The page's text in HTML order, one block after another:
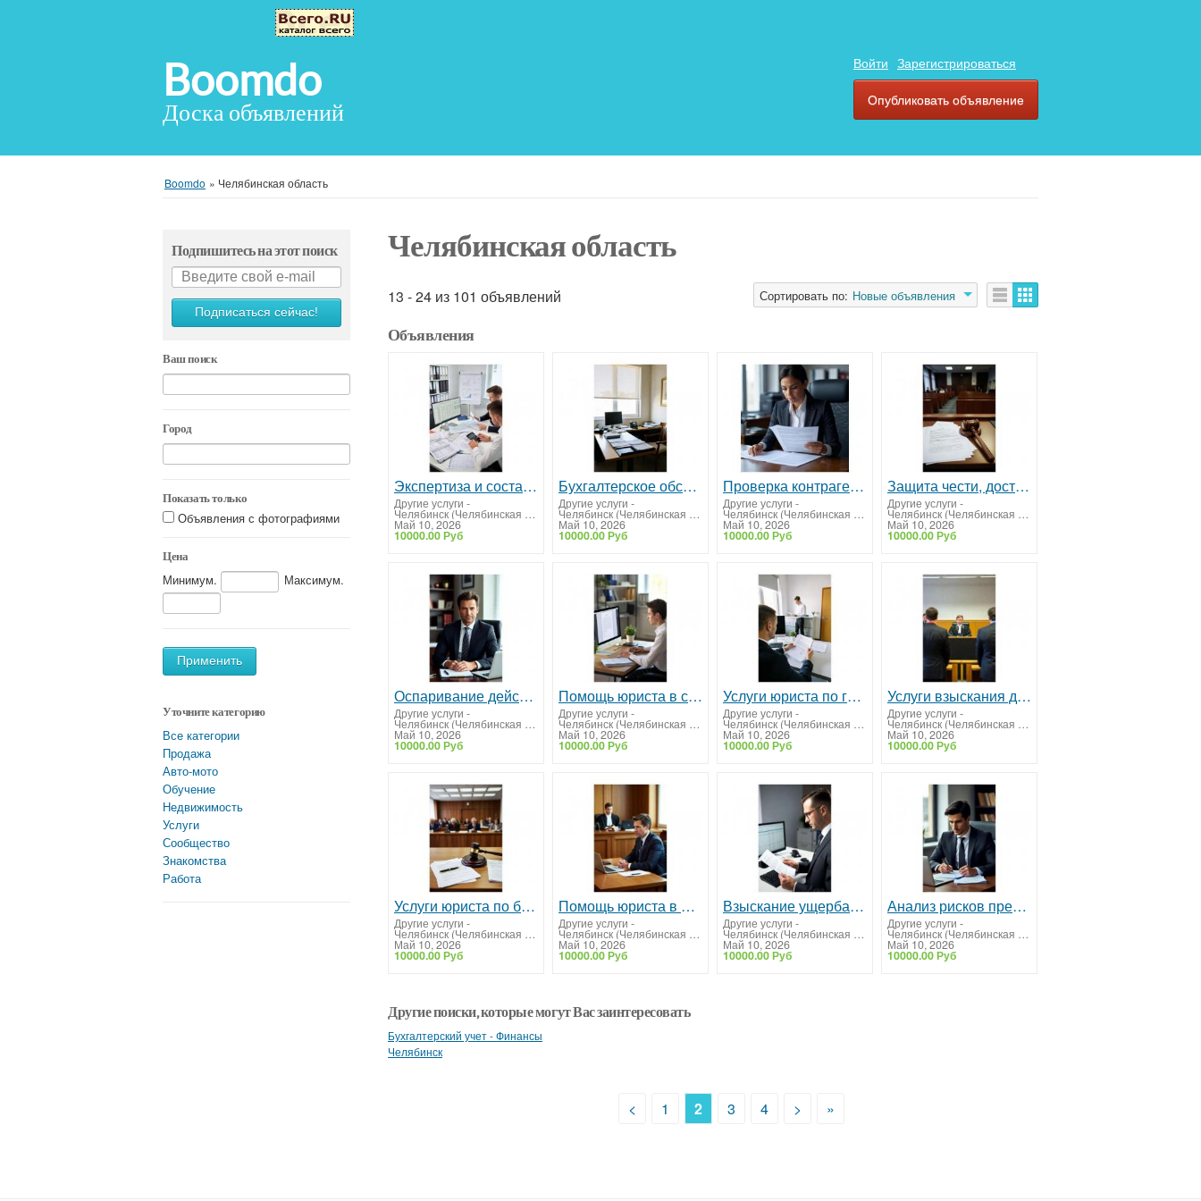
Boomdo
Доска объявлений
Войти Зарегистрироваться
Опубликовать объявление
Boomdo » Челябинская область
Подпишитесь на этот поиск
Подписаться сейчас!
Ваш поиск
Город
Показать только
Объявления с фотографиями
Цена
Минимум. Максимум.
Применить
Уточните категорию
Все категории
Продажа
Авто-мото
Обучение
Недвижимость
Услуги
Сообщество
Знакомства
Работа
Челябинская область
13 - 24 из 101 объявлений Сортировать по: Новые объявления
Объявления
Экспертиза и составление сметной стоимости и сметной документации
Другие услуги -
Челябинск (Челябинская область)
Май 10, 2026
10000.00 Руб
Бухгалтерское обслуживание на всех уровнях для бизнеса
Другие услуги -
Челябинск (Челябинская область)
Май 10, 2026
10000.00 Руб
Проверка контрагентов, поставщиков и подрядчиков
Другие услуги -
Челябинск (Челябинская область)
Май 10, 2026
10000.00 Руб
Защита чести, достоинства и деловой репутации для юридических лиц
Другие услуги -
Челябинск (Челябинская область)
Май 10, 2026
10000.00 Руб
Оспаривание действий и бездействий административных органов
Другие услуги -
Челябинск (Челябинская область)
Май 10, 2026
10000.00 Руб
Помощь юриста в составлении конкурсной, аукционной документации для участия в закупках
Другие услуги -
Челябинск (Челябинская область)
Май 10, 2026
10000.00 Руб
Услуги юриста по госзакупкам. Тендерное сопровождение под ключ
Другие услуги -
Челябинск (Челябинская область)
Май 10, 2026
10000.00 Руб
Услуги взыскания долгов с юридических лиц
Другие услуги -
Челябинск (Челябинская область)
Май 10, 2026
10000.00 Руб
Услуги юриста по банкротству физических лиц
Другие услуги -
Челябинск (Челябинская область)
Май 10, 2026
10000.00 Руб
Помощь юриста в процедуре банкротства физического лица
Другие услуги -
Челябинск (Челябинская область)
Май 10, 2026
10000.00 Руб
Взыскание ущерба компании
Другие услуги -
Челябинск (Челябинская область)
Май 10, 2026
10000.00 Руб
Анализ рисков предприятия
Другие услуги -
Челябинск (Челябинская область)
Май 10, 2026
10000.00 Руб
Другие поиски, которые могут Вас заинтересовать
Бухгалтерский учет - Финансы
Челябинск
< 1 2 3 4 > »